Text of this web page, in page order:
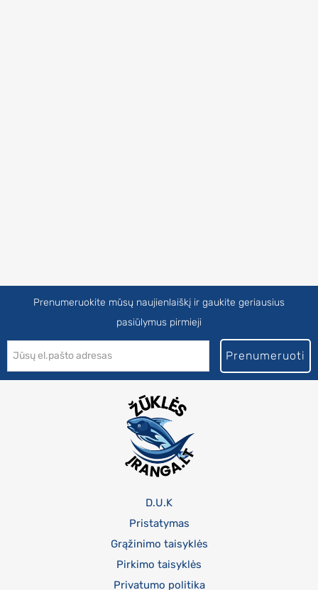
Prenumeruokite mūsų naujienlaiškį ir gaukite geriausius
pasiūlymus pirmieji
Prenumeruoti
D.U.K
Pristatymas
Grąžinimo taisyklės
Pirkimo taisyklės
Privatumo politika